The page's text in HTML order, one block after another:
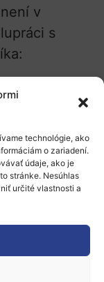
technológie, ako
o zariadení.
údaje, ako je
stránke. Nesúhlas
určité vlastnosti a
v
s
do hlavného
programu
môcť aj